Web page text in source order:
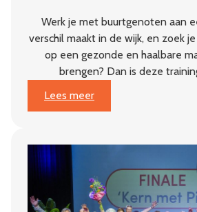
Werk je met buurtgenoten aan
verschil maakt in de wijk, en zoek
op een gezonde en haalbare
brengen? Dan is deze
Lees meer
:
Van
naar
impact